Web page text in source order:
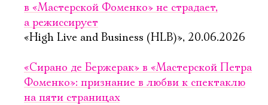
в «Мастерской Фоменко» не страдает,
а режиссирует
«High Live and Business (HLB)», 20.06.2026
«Сирано де Бержерак» в «Мастерской Петра
Фоменко»: признание в любви к спектаклю
на пяти страницах